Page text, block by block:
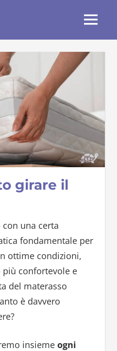
MENU
girare il
una certa
fondamentale per
ottime condizioni,
confortevole e
del materasso
è davvero
insieme ogni